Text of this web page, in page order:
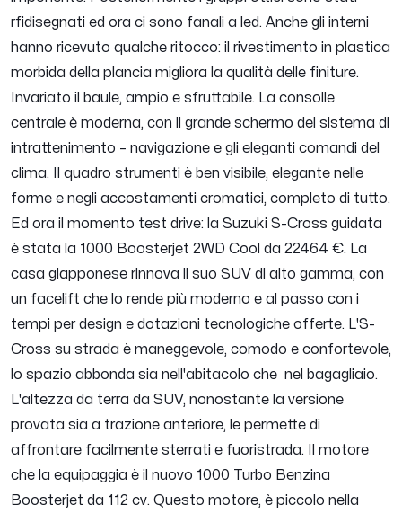
rfidisegnati ed ora ci sono fanali a led. Anche gli interni
hanno ricevuto qualche ritocco: il rivestimento in plastica
morbida della plancia migliora la qualità delle finiture.
Invariato il baule, ampio e sfruttabile. La consolle
centrale è moderna, con il grande schermo del sistema di
intrattenimento – navigazione e gli eleganti comandi del
clima. Il quadro strumenti è ben visibile, elegante nelle
forme e negli accostamenti cromatici, completo di tutto.
Ed ora il momento test drive: la Suzuki S-Cross guidata
è stata la 1000 Boosterjet 2WD Cool da 22464 €. La
casa giapponese rinnova il suo SUV di alto gamma, con
un facelift che lo rende più moderno e al passo con i
tempi per design e dotazioni tecnologiche offerte. L'S-
Cross su strada è maneggevole, comodo e confortevole,
lo spazio abbonda sia nell'abitacolo che nel bagagliaio.
L'altezza da terra da SUV, nonostante la versione
provata sia a trazione anteriore, le permette di
affrontare facilmente sterrati e fuoristrada. Il motore
che la equipaggia è il nuovo 1000 Turbo Benzina
Boosterjet da 112 cv. Questo motore, è piccolo nella